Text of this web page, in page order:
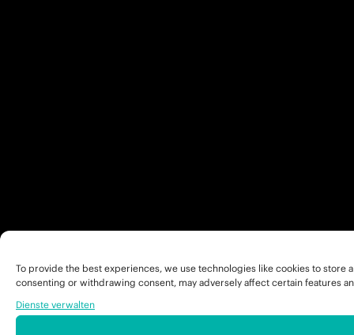
To provide the best experiences, we use technologies like cookies to
consenting or withdrawing consent, may adversely affect certain features
Dienste verwalten